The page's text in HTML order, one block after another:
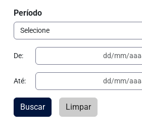
Período
De:
Até:
Buscar Limpar